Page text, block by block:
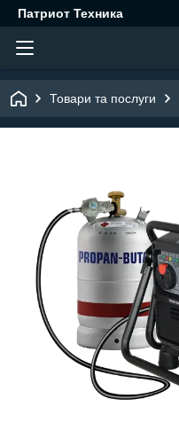
Патриот Техника
Товари та послуги